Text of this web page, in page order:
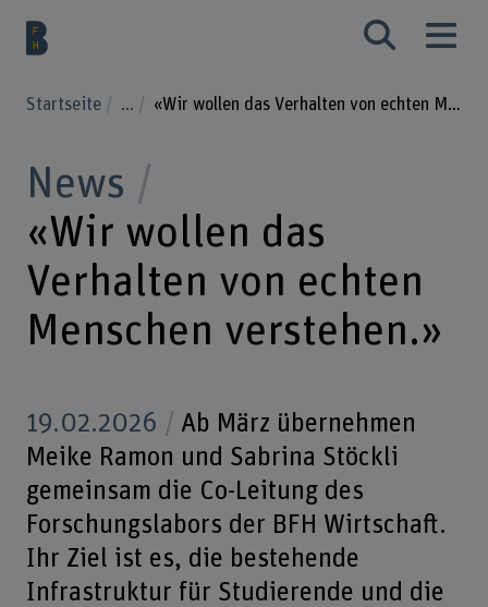
Startseite ... «Wir wollen das Verhalten von echten Menschen verstehen.»
News
«Wir wollen das
Verhalten von echten
Menschen verstehen.»
19.02.2026
Ab März übernehmen
Meike Ramon und Sabrina Stöckli
gemeinsam die Co-Leitung des
Forschungslabors der BFH Wirtschaft.
Ihr Ziel ist es, die bestehende
Infrastruktur für Studierende und die